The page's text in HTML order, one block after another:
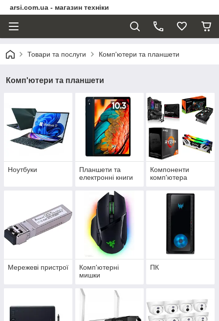
arsi.com.ua - магазин техніки
Товари та послуги Комп'ютери та планшети
Комп'ютери та планшети
Ноутбуки
Планшети та
електронні книги
Компоненти
комп'ютера
Мережеві пристрої
Комп'ютерні
мишки
ПК